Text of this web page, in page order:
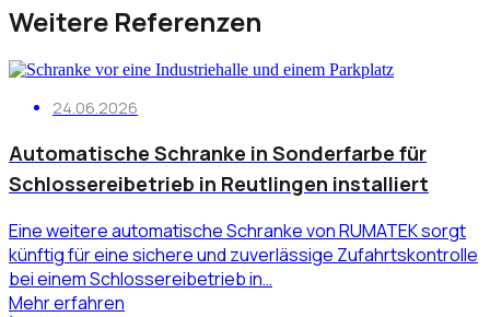
Weitere Referenzen
24.06.2026
Automatische Schranke in Sonderfarbe für
Schlossereibetrieb in Reutlingen installiert
Eine weitere automatische Schranke von RUMATEK sorgt
künftig für eine sichere und zuverlässige Zufahrtskontrolle
bei einem Schlossereibetrieb in…
Mehr erfahren